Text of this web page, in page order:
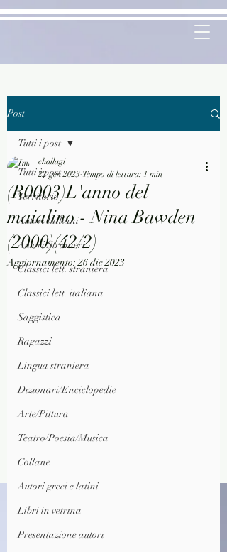
Post
Tutti i post
Territorio
Autori Italiani
Autori Stranieri
Classici lett. straniera
Classici lett. italiana
Saggistica
Ragazzi
Lingua straniera
Dizionari/Enciclopedie
Arte/Pittura
Teatro/Poesia/Musica
Collane
Autori greci e latini
Libri in vetrina
Presentazione autori
Tutti i post
(R0003)L'anno del
maialino - Nina Bawden
(2000)(42/2)
challagi
22 gen 2023 Tempo di lettura: 1 min
Aggiornamento:26 dic 2023